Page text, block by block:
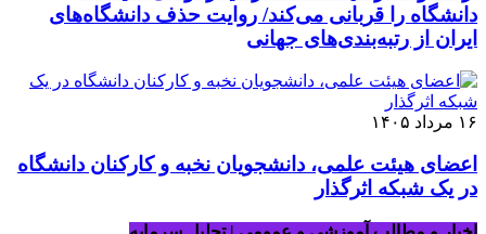
دانشگاه را قربانی می‌کند/ روایت حذف دانشگاه‌های
ایران از رتبه‌بندی‌های جهانی
۱۶ مرداد ۱۴۰۵
اعضای هیئت علمی، دانشجویان نخبه و کارکنان دانشگاه
در یک شبکه‌ اثرگذار